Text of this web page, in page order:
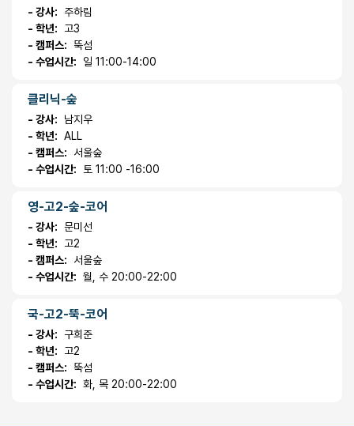
- 강사:
주하림
- 학년:
고3
- 캠퍼스:
뚝섬
- 수업시간:
일 11:00-14:00
클리닉-숲
- 강사:
남지우
- 학년: ALL
- 캠퍼스:
서울숲
- 수업시간:
토 11:00 -16:00
영-고2-숲-코어
- 강사: 문미선
- 학년:
고2
- 캠퍼스:
서울숲
- 수업시간: 월, 수 20:00-22:00
국-고2-뚝-코어
- 강사:
구희준
- 학년:
고2
- 캠퍼스:
뚝섬
- 수업시간: 화, 목 20:00-22:00